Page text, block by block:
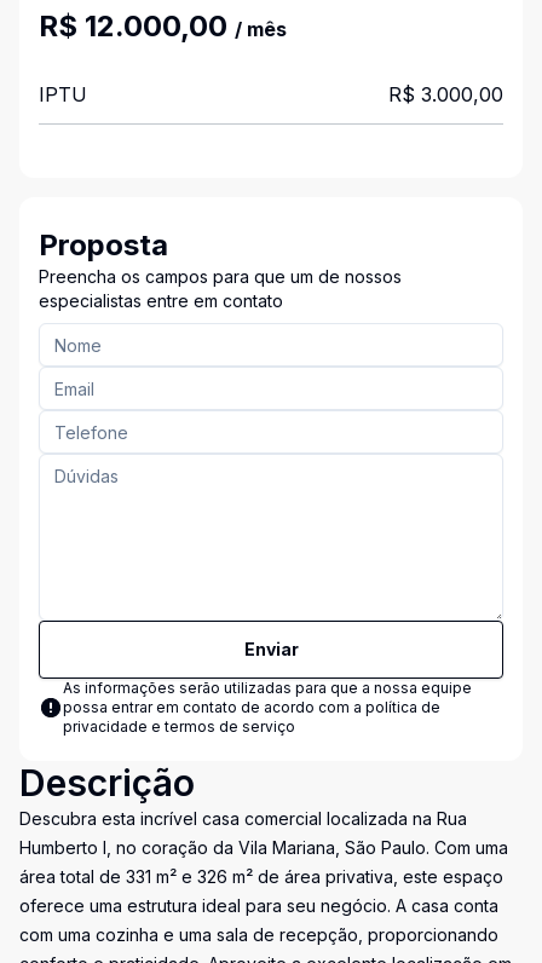
R$ 12.000,00 / mês
IPTU R$ 3.000,00
Proposta
Preencha os campos para que um de nossos
especialistas entre em contato
Enviar
As informações serão utilizadas para que a nossa equipe
possa entrar em contato de acordo com a política de
privacidade e termos de serviço
Descrição
Descubra esta incrível casa comercial localizada na Rua
Humberto I, no coração da Vila Mariana, São Paulo. Com uma
área total de 331 m² e 326 m² de área privativa, este espaço
oferece uma estrutura ideal para seu negócio. A casa conta
com uma cozinha e uma sala de recepção, proporcionando